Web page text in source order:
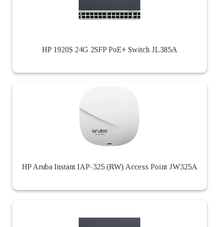
HP 1920S 24G 2SFP PoE+ Switch JL385A
HP Aruba Instant IAP-325 (RW) Access Point JW325A